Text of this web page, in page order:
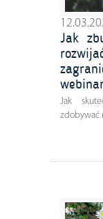
Jak
Jak
zdobywać